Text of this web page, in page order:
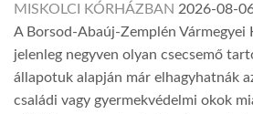
MISKOLCI KÓRHÁZBAN 2026-08-
A Borsod-Abaúj-Zemplén Vármegyei
jelenleg negyven olyan csecsemő
állapotuk alapján már elhagyhatnák
családi vagy gyermekvédelmi okok